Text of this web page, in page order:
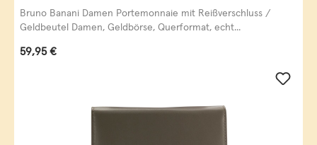
Querformat, echt Leder, black/white/red
Bruno Banani Damen Portemonnaie mit Reißverschluss /
Geldbeutel Damen, Geldbörse, Querformat, echt...
Regulärer Preis:
59,95 €